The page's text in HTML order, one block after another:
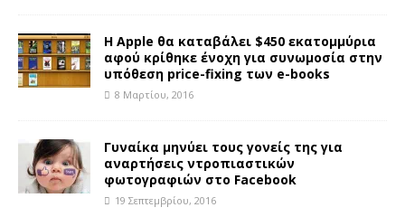
Η Apple θα καταβάλει $450 εκατομμύρια
αφού κρίθηκε ένοχη για συνωμοσία στην
υπόθεση price-fixing των e-books
8 Μαρτίου, 2016
Γυναίκα μηνύει τους γονείς της για
αναρτήσεις ντροπιαστικών
φωτογραφιών στο Facebook
19 Σεπτεμβρίου, 2016